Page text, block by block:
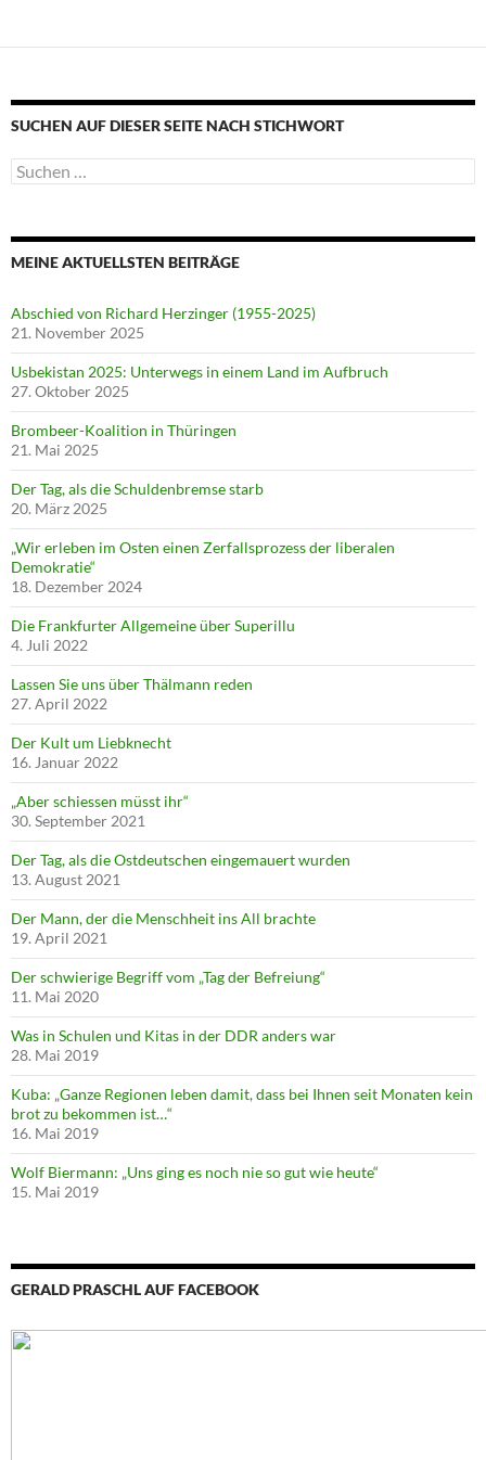
SUCHEN AUF DIESER SEITE NACH STICHWORT
Suche
nach:
MEINE AKTUELLSTEN BEITRÄGE
Abschied von Richard Herzinger (1955-2025)
21. November 2025
Usbekistan 2025: Unterwegs in einem Land im Aufbruch
27. Oktober 2025
Brombeer-Koalition in Thüringen
21. Mai 2025
Der Tag, als die Schuldenbremse starb
20. März 2025
„Wir erleben im Osten einen Zerfallsprozess der liberalen
Demokratie“
18. Dezember 2024
Die Frankfurter Allgemeine über Superillu
4. Juli 2022
Lassen Sie uns über Thälmann reden
27. April 2022
Der Kult um Liebknecht
16. Januar 2022
„Aber schiessen müsst ihr“
30. September 2021
Der Tag, als die Ostdeutschen eingemauert wurden
13. August 2021
Der Mann, der die Menschheit ins All brachte
19. April 2021
Der schwierige Begriff vom „Tag der Befreiung“
11. Mai 2020
Was in Schulen und Kitas in der DDR anders war
28. Mai 2019
Kuba: „Ganze Regionen leben damit, dass bei Ihnen seit Monaten kein
brot zu bekommen ist…“
16. Mai 2019
Wolf Biermann: „Uns ging es noch nie so gut wie heute“
15. Mai 2019
GERALD PRASCHL AUF FACEBOOK